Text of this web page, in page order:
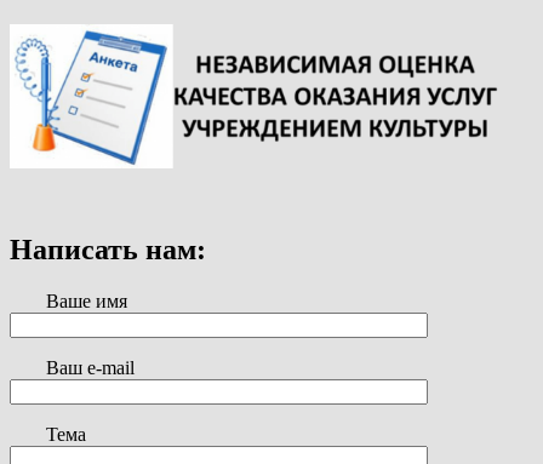
Написать нам:
Ваше имя
Ваш e-mail
Тема